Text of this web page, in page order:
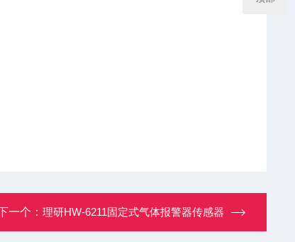
一个： 理研HW-6211固定式气体报警器传感器